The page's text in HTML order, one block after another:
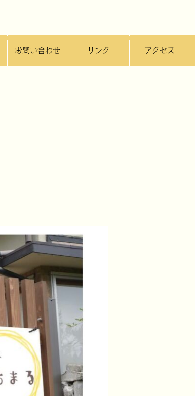
お問い合わせ リンク アクセス